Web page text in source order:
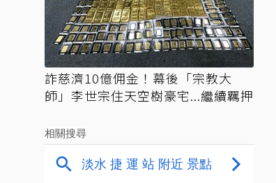
詐慈濟10億佣金！幕後「宗教大
師」李世宗住天空樹豪宅...繼續羈押